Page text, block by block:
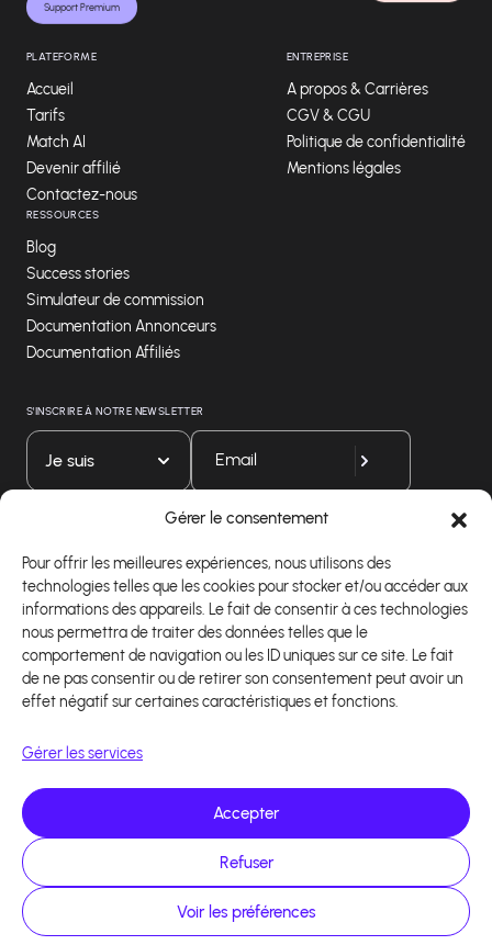
Gérer le consentement
Pour offrir les meilleures expériences, nous utilisons des
technologies telles que les cookies pour stocker et/ou accéder aux
informations des appareils. Le fait de consentir à ces technologies
nous permettra de traiter des données telles que le
comportement de navigation ou les ID uniques sur ce site. Le fait
de ne pas consentir ou de retirer son consentement peut avoir un
effet négatif sur certaines caractéristiques et fonctions.
Gérer les services
Accepter
Refuser
Voir les préférences
Support Premium
PLATEFORME
Accueil
Tarifs
Match AI
Devenir affilié
Contactez-nous
ENTREPRISE
A propos & Carrières
CGV & CGU
Politique de confidentialité
Mentions légales
RESSOURCES
Blog
Success stories
Simulateur de commission
Documentation Annonceurs
Documentation Affiliés
S'INSCRIRE À NOTRE NEWSLETTER
Je suis
Téléchargez notre application
Copyright 2026 - Logiciel d'affiliation - Tous droits